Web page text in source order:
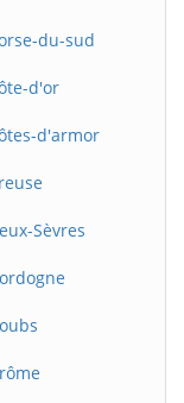
du-sud
d'or
d'armor
Sèvres